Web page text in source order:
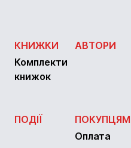
КНИЖКИ
Комплекти
книжок
АВТОРИ
ПОДІЇ
ПОКУПЦЯМ
Оплата